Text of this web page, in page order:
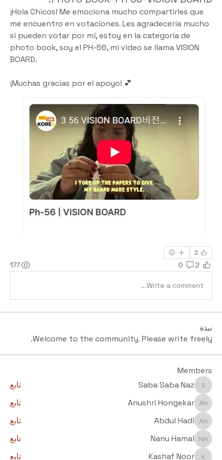
¡Hola Chicos! Me emociona mucho compartirles que
me encuentro en votaciones. Les agradecería mucho
si pueden votar por mí, estoy en la categoría de
photo book, soy el PH-56, mi video se llama VISION
BOARD.
¡Muchas gracias por el apoyo! 💕
2
2
0
177
Write a comment...
نبذة
Welcome to the community. Please write freely.
Members
Saba Saba Naz
Saba Saba Naz تابع
Anushri Hongekar
Anushri Hongekar تابع
Abdul Hadi
Abdul Hadi تابع
Nanu Hamal
Nanu Hamal تابع
Kashaf Noor تابع